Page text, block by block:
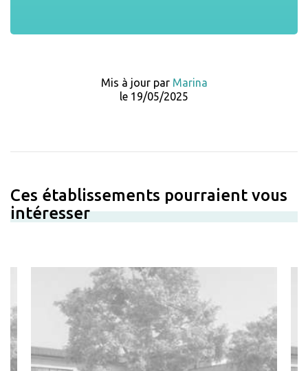
Mis à jour par Marina
le 19/05/2025
Ces établissements pourraient vous
intéresser